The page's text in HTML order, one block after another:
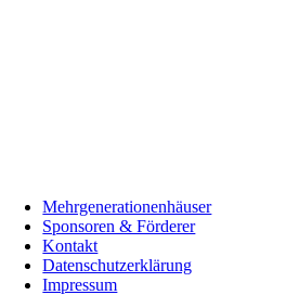
Mehrgenerationenhäuser
Sponsoren & Förderer
Kontakt
Datenschutzerklärung
Impressum